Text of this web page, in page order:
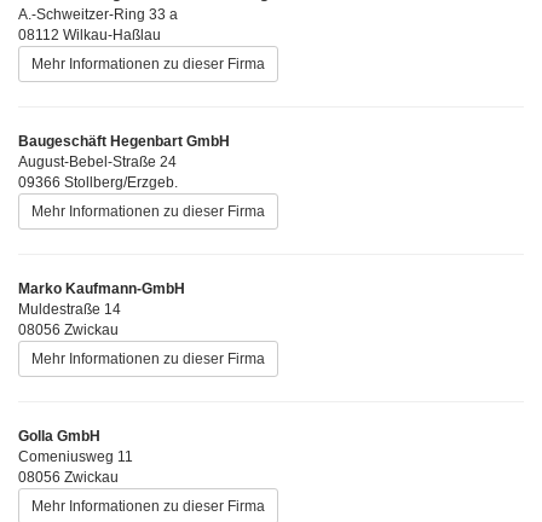
A.-Schweitzer-Ring 33 a
08112 Wilkau-Haßlau
Mehr Informationen zu dieser Firma
Baugeschäft Hegenbart GmbH
August-Bebel-Straße 24
09366 Stollberg/Erzgeb.
Mehr Informationen zu dieser Firma
Marko Kaufmann-GmbH
Muldestraße 14
08056 Zwickau
Mehr Informationen zu dieser Firma
Golla GmbH
Comeniusweg 11
08056 Zwickau
Mehr Informationen zu dieser Firma